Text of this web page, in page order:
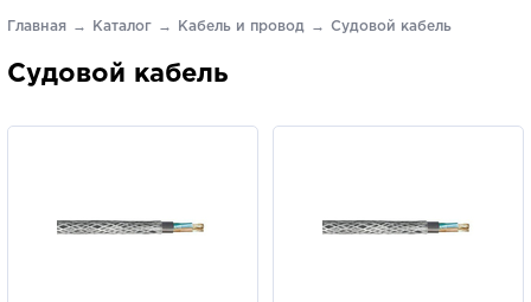
Главная Каталог Кабель и провод Судовой кабель
Судовой кабель